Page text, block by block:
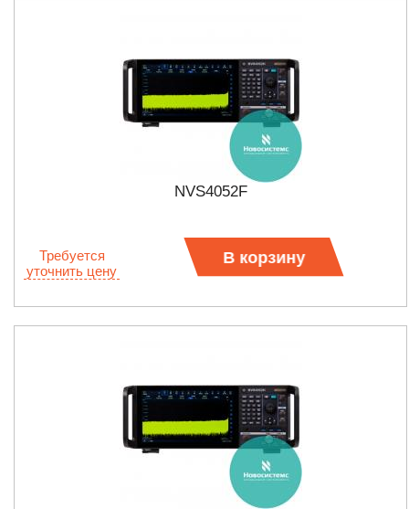
NVS4052F
Требуется
уточнить цену
В корзину